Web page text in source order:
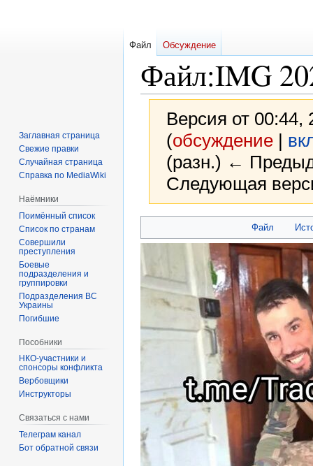
Файл:IMG
Версия от
(обсуждение|
(разн.) ←
Следующая
к
к
Файл
Файл Обсуждение
Заглавная страница
Свежие правки
Случайная страница
Справка по MediaWiki
Наёмники
Поимённый список
Список по странам
Совершили
преступления
Боевые
подразделения и
группировки
Подразделения ВС
Украины
Погибшие
Пособники
спонсоры конфликта
‏‎Вербовщики
Инструкторы
Связаться с нами
Телеграм канал
Бот обратной связи